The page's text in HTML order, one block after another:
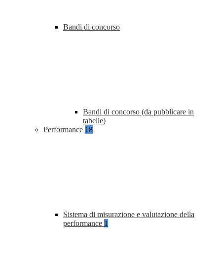
Bandi di concorso
Bandi di concorso (da pubblicare in
tabelle)
Performance 18
Sistema di misurazione e valutazione della
performance 1